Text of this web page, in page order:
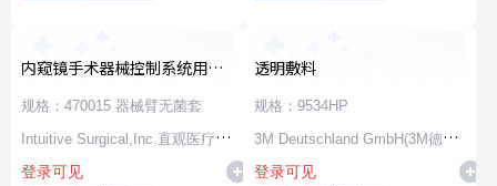
内窥镜手术器械控制系统用无
源器械和附件
规格：470015 器械臂无菌套
Intuitive Surgical,Inc.直观医疗公
司
登录可见
透明敷料
规格：9534HP
3M Deutschland GmbH(3M德国
公司)
登录可见